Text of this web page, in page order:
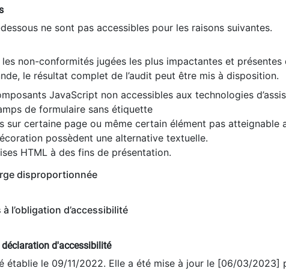
ne sont pas accessibles pour les raisons suivantes.
non-conformités jugées les plus impactantes et
le résultat complet de l’audit peut être mis à disposition.
JavaScript non accessibles aux technologies
de formulaire sans étiquette
sur certaine page ou même certain élément pas atteignable
possèdent une alternative textuelle.
HTML à des fins de présentation.
disproportionnée
l’obligation d’accessibilité
d'accessibilité
établie le 09/11/2022. Elle a été mise à jour le [06/03/2023]